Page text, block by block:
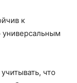
к
универсальным
что